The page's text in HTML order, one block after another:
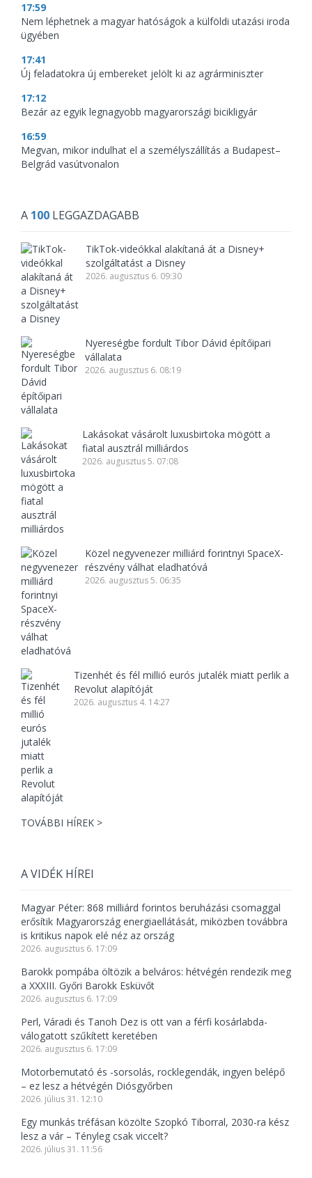
17:59
Nem léphetnek a magyar hatóságok a külföldi utazási iroda
ügyében
17:41
Új feladatokra új embereket jelölt ki az agrárminiszter
17:12
Bezár az egyik legnagyobb magyarországi bicikligyár
16:59
Megvan, mikor indulhat el a személyszállítás a Budapest–
Belgrád vasútvonalon
A 100 LEGGAZDAGABB
TikTok-videókkal alakítaná át a Disney+
szolgáltatást a Disney
2026. augusztus 6. 09:30
Nyereségbe fordult Tibor Dávid építőipari
vállalata
2026. augusztus 6. 08:19
Lakásokat vásárolt luxusbirtoka mögött a
fiatal ausztrál milliárdos
2026. augusztus 5. 07:08
Közel negyvenezer milliárd forintnyi SpaceX-
részvény válhat eladhatóvá
2026. augusztus 5. 06:35
Tizenhét és fél millió eurós jutalék miatt perlik a
Revolut alapítóját
2026. augusztus 4. 14:27
TOVÁBBI HÍREK >
A VIDÉK HÍREI
Magyar Péter: 868 milliárd forintos beruházási csomaggal
erősítik Magyarország energiaellátását, miközben továbbra
is kritikus napok elé néz az ország
2026. augusztus 6. 17:09
Barokk pompába öltözik a belváros: hétvégén rendezik meg
a XXXIII. Győri Barokk Esküvőt
2026. augusztus 6. 17:09
Perl, Váradi és Tanoh Dez is ott van a férfi kosárlabda-
válogatott szűkített keretében
2026. augusztus 6. 17:09
Motorbemutató és -sorsolás, rocklegendák, ingyen belépő
– ez lesz a hétvégén Diósgyőrben
2026. július 31. 12:10
Egy munkás tréfásan közölte Szopkó Tiborral, 2030-ra kész
lesz a vár – Tényleg csak viccelt?
2026. július 31. 11:56